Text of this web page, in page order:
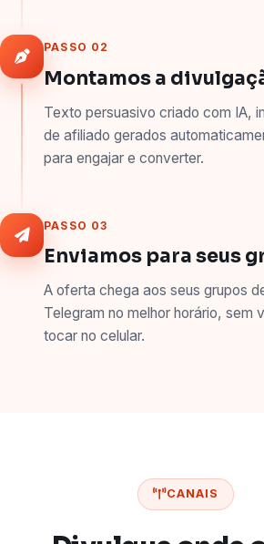
PASSO 02
Montamos a
Texto persuasivo criado com IA,
de afiliado gerados
para engajar e converter.
PASSO 03
Enviamos para seus
A oferta chega aos seus grupos
Telegram no melhor horário, sem
tocar no celular.
CANAIS